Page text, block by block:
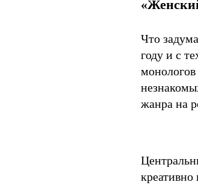
Что
году и с
жанра на